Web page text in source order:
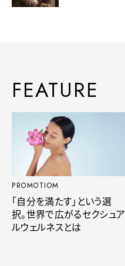
FEATURE
PROMOTIOM
「自分を満たす」という選
択。世界で広がるセクシュア
ルウェルネスとは